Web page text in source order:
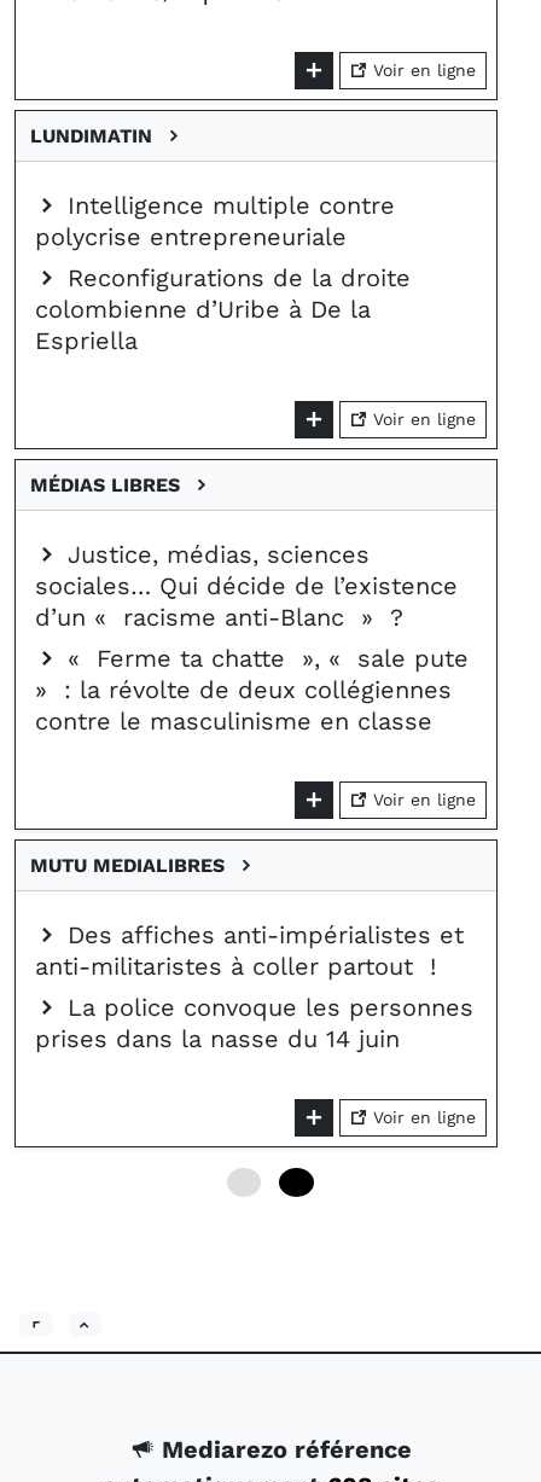
Voir en ligne
LUNDIMATIN
Intelligence multiple contre
polycrise entrepreneuriale
Reconfigurations de la droite
colombienne d’Uribe à De la
Espriella
Voir en ligne
MÉDIAS LIBRES
Justice, médias, sciences
sociales… Qui décide de l’existence
d’un « racisme anti-Blanc » ?
« Ferme ta chatte », « sale pute
» : la révolte de deux collégiennes
contre le masculinisme en classe
Voir en ligne
MUTU MEDIALIBRES
Des affiches anti-impérialistes et
anti-militaristes à coller partout !
La police convoque les personnes
prises dans la nasse du 14 juin
Voir en ligne
Mediarezo référence